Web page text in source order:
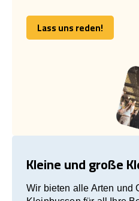
Lass uns reden!
Lass uns reden!
Kleine und große
Wir bieten alle Arten und